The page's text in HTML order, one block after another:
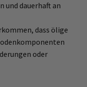
und dauerhaft an
dass ölige
oder